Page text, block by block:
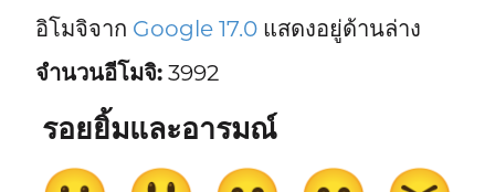
อิโมจิจาก Google 17.0แสดงอยู่ด้านล่าง
จำนวนอีโมจิ:3992
รอยยิ้มและอารมณ์